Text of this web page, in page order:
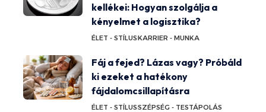
kellékei: Hogyan szolgálja a
kényelmet a logisztika?
ÉLET - STÍLUSKARRIER - MUNKA
Fáj a fejed? Lázas vagy? Próbáld
ki ezeket a hatékony
fájdalomcsillapításra
ÉLET - STÍLUSSZÉPSÉG - TESTÁPOLÁS